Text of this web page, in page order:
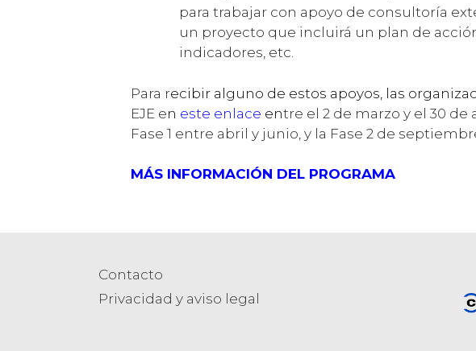
para trabajar con apoyo de consultoría
un proyecto que incluirá un plan de
indicadores, etc.
Para recibir alguno de estos apoyos, las
EJE en este enlace entre el 2 de marzo y el 30 de
Fase 1 entre abril y junio, y la Fase 2 de
MÁS INFORMACIÓN DEL PROGRAMA
Contacto
Privacidad y aviso legal